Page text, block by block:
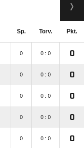
Sp. Torv. Pkt.
0 0 : 0 0
0 0 : 0 0
0 0 : 0 0
0 0 : 0 0
0 0 : 0 0